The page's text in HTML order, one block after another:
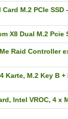
Card M.2 PCIe SSD
X8 Dual M.2 Pcie
Raid Controller
Karte, M.2 Key B
Intel VROC, 4 x